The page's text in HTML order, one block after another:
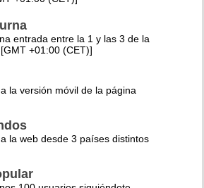
entrada entre la 1 y las 3 de la
+01:00 (CET)]
la versión móvil de la página
la web desde 3 países distintos